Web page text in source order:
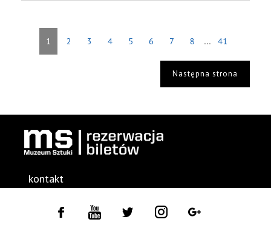
1 2 3 4 5 6 7 8 ... 41
Następna strona
kontakt